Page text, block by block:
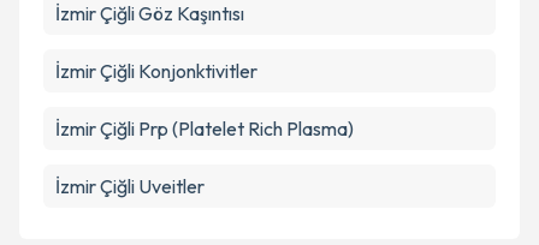
İzmir Çiğli Göz Kaşıntısı
İzmir Çiğli Konjonktivitler
İzmir Çiğli Prp (Platelet Rich Plasma)
İzmir Çiğli Uveitler